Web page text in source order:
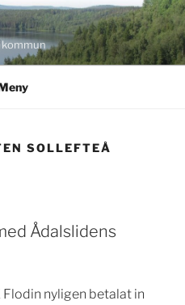
SOLLEFTEÅ
Ådalslidens
nyligen betalat in